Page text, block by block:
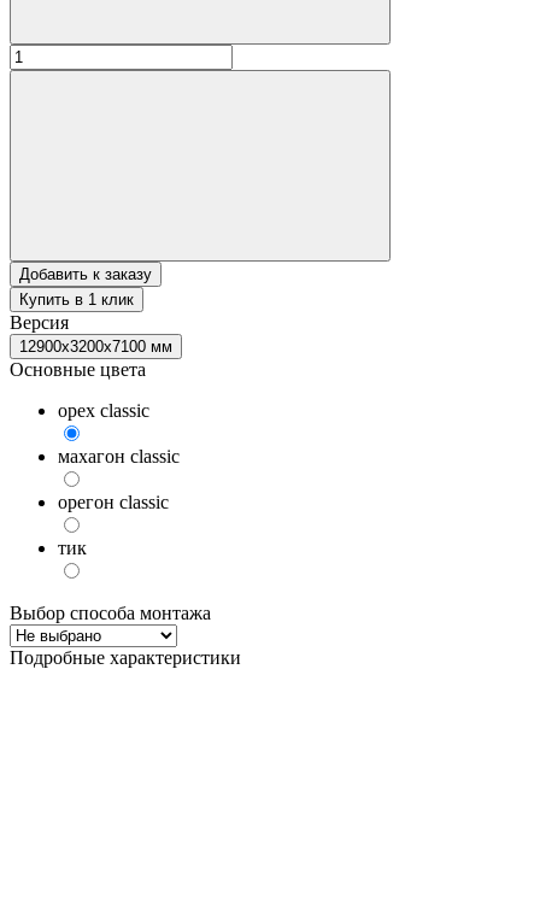
Добавить к заказу
Купить в 1 клик
Версия
12900x3200x7100 мм
Основные цвета
орех classic
махагон classic
орегон classic
тик
Выбор способа монтажа
Подробные характеристики